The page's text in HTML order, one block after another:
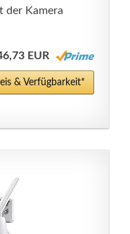
der Kamera
EUR
& Verfügbarkeit*